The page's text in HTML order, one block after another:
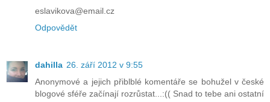
eslavikova@email.cz
Odpovědět
dahilla 26. září 2012 v 9:55
Anonymové a jejich přiblblé komentáře se bohužel v české
blogové sféře začínají rozrůstat...:(( Snad to tebe ani ostatní